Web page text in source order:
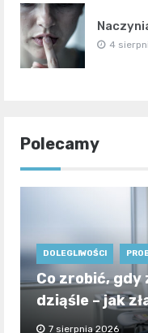
4
Polecamy
DOLEGLIWOŚCI
Co zrobić, gdy
dziąśle – jak
7 sierpnia 2026